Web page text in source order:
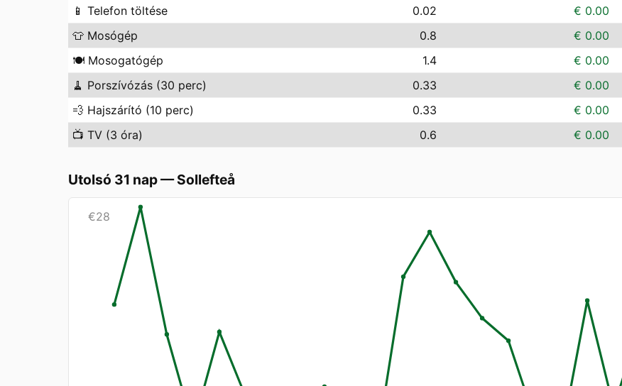
📱 Telefon töltése 0.02 € 0.00
👕 Mosógép 0.8 € 0.00
🍽️ Mosogatógép 1.4 € 0.00
🧹 Porszívózás (30 perc) 0.33 € 0.00
💨 Hajszárító (10 perc) 0.33 € 0.00
📺 TV (3 óra) 0.6 € 0.00
Utolsó 31 nap—Sollefteå
€28